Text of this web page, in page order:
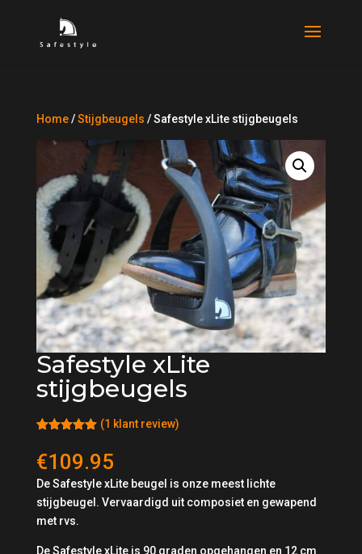
Home/Stijgbeugels / Safestyle xLite stijgbeugels
Safestyle xLite
stijgbeugels
out of 5
based on
rating
(1 klant review)
€109.95
De Safestyle xLite beugel is onze meest lichte
stijgbeugel. Vervaardigd uit composiet en gewapend
met rvs.
De Safestyle xLite is 90 graden opgehangen en 12 cm